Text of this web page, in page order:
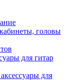
головы
для гитар
для